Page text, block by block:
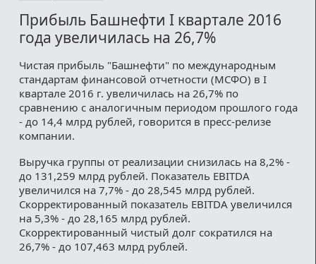
Медиакит
Прибыль Башнефти I квартале 2016
года увеличилась на 26,7%
Чистая прибыль "Башнефти" по международным
стандартам финансовой отчетности (МСФО) в I
квартале 2016 г. увеличилась на 26,7% по
сравнению с аналогичным периодом прошлого года
- до 14,4 млрд рублей, говорится в пресс-релизе
компании.
Выручка группы от реализации снизилась на 8,2% -
до 131,259 млрд рублей. Показатель EBITDA
увеличился на 7,7% - до 28,545 млрд рублей.
Скорректированный показатель EBITDA увеличился
на 5,3% - до 28,165 млрд рублей.
Скорректированный чистый долг сократился на
26,7% - до 107,463 млрд рублей.